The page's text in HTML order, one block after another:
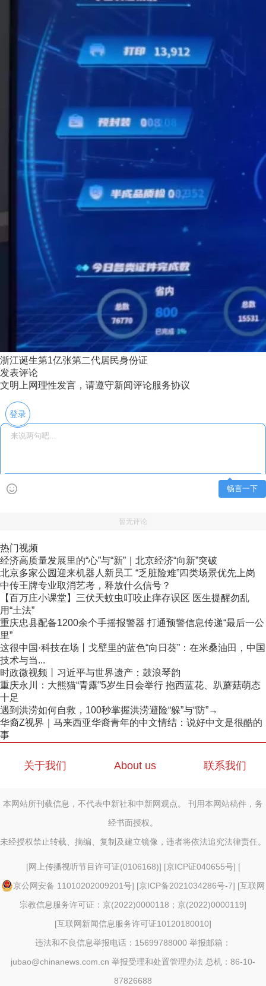
浙江诞生第1亿张第二代居民身份证
发表评论
文明上网理性发言，请遵守新闻评论服务协议
登录
畅言一下
暂无评论
热门视频
经济高质量发展里的“心”与“新”｜北京经济“向新”突破
北京多家公园迎来机器人新员工 “乏脏险难”四类场景优先上岗
中传王牌专业取消艺考，释放什么信号？
【百万庄小课堂】三伏天蚊虫叮咬止痒存误区 医生提醒勿乱
用“土法”
重庆忠县配备1200余个手摇报警器 打通预警信息传递“最后一公
里”
这很中国·科技在场丨戈壁里的蓝色“向日葵”：在米桑油田，中国
技术与当...
时政微视频丨习近平与世界遗产：鼓浪琴韵
重庆永川：大熊猫“青露”5岁生日会举行 抱西蓝花、趴蘑菇萌态
十足
遇到洪涝如何自救，100秒掌握洪涝避险“躲”与“防”→
华裔Z视界｜马来西亚华裔青年的中文情结：说好中文是很酷的
事
关于我们 About us 联系我们
本网站所刊载信息，不代表中新社和中新网观点。 刊用本网站稿件，务
经书面授权。
未经授权禁止转载、摘编、复制及建立镜像，违者将依法追究法律责任。
[网上传播视听节目许可证(0106168)] [京ICP证040655号] [
京公网安备 11010202009201号] [京ICP备2021034286号-7] [互联网
宗教信息服务许可证：京(2022)0000118；京(2022)0000119]
[互联网新闻信息服务许可证10120180010]
违法和不良信息举报电话：15699788000 举报邮箱：
jubao@chinanews.com.cn 举报受理和处置管理办法 总机：86-10-
87826688